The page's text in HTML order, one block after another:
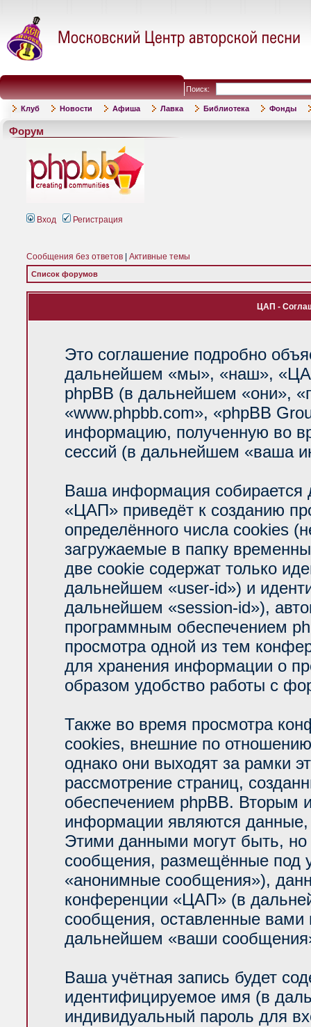
Поиск:
Клуб Новости Афиша Лавка Библиотека Фонды
Форум
Вход Регистрация
Сообщения без ответов Активные темы
Список форумов
ЦАП -
Это соглашение подробно
дальнейшем «мы», «наш»,
phpBB (в дальнейшем «они»,
«www.phpbb.com», «phpBB
информацию, полученную во
сессий (в дальнейшем «ваша
Ваша информация собирается
«ЦАП» приведёт к созданию
определённого числа cookies
загружаемые в папку
две cookie содержат только
дальнейшем «user-id») и
дальнейшем «session-id»),
программным обеспечением
просмотра одной из тем
для хранения информации о
образом удобство работы с
Также во время просмотра
cookies, внешние по
однако они выходят за рамки
рассмотрение страниц,
обеспечением phpBB. Вторым
информации являются
Этими данными могут быть,
сообщения, размещённые под
«анонимные сообщения»),
конференции «ЦАП» (в
сообщения, оставленные вами
дальнейшем «ваши
Ваша учётная запись будет
идентифицируемое имя (в
индивидуальный пароль для